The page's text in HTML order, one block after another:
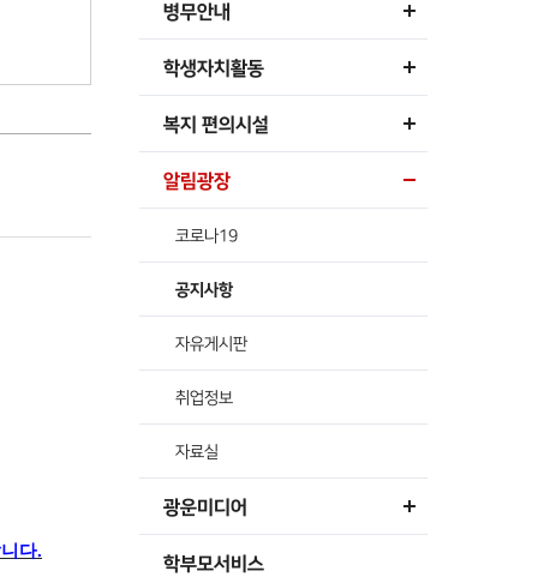
다.
병무안내
학생자치활동
복지 편의시설
알림광장
코로나19
공지사항
자유게시판
취업정보
자료실
광운미디어
학부모서비스